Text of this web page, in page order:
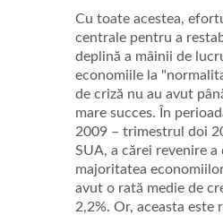
Cu toate acestea,
centrale pentru a
deplină a mâinii de
economiile la
de criză nu au avut
mare succes. În
2009 – trimestrul doi
SUA, a cărei revenire a
majoritatea
avut o rată medie de
2,2%. Or, aceasta este